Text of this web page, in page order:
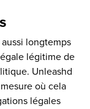
longtemps
légitime de
Unleashd
où cela
légales